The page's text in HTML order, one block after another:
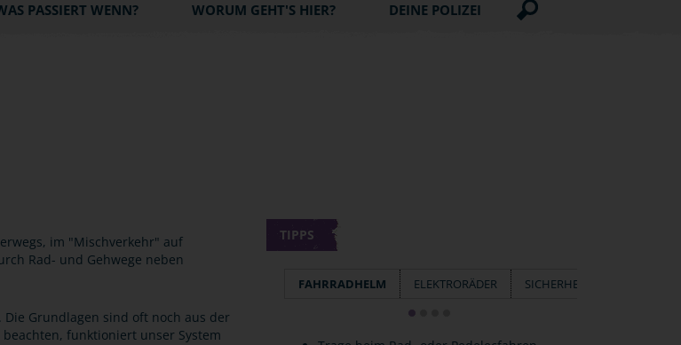
PASSIERT WENN? WORUM GEHT'S HIER? DEINE POLIZEI
im "Mischverkehr" auf
Rad- und Gehwege neben
Die Grundlagen sind oft noch aus der
funktioniert unser System
TIPPS
FAHRRADHELM ELEKTRORÄDER SICHERHEIT